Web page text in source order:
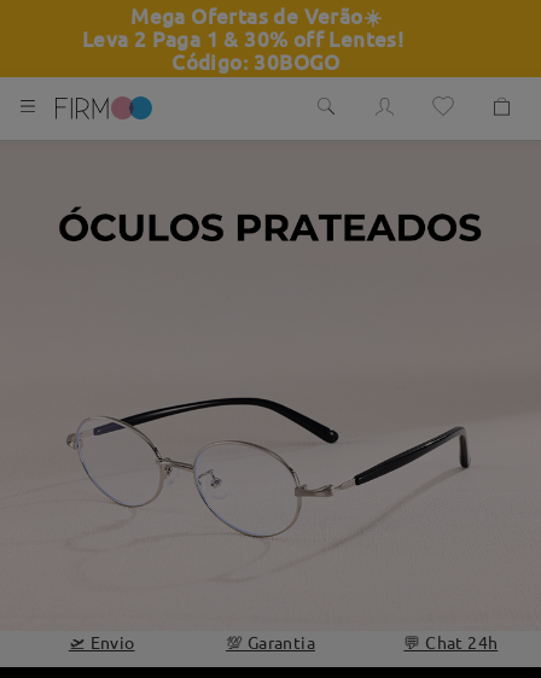
Mega Ofertas de Verão☀️
Leva 2 Paga 1 & 30% off Lentes!
Código: 30BOGO
🛫 Envio 💯 Garantia 💬 Chat 24h